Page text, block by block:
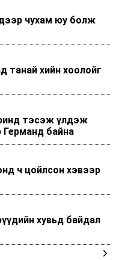
чухам юу болж
танай хийн хоолойг
тэсэж үлдэж
Германд байна
ч цойлсон хэвээр
хувьд байдал